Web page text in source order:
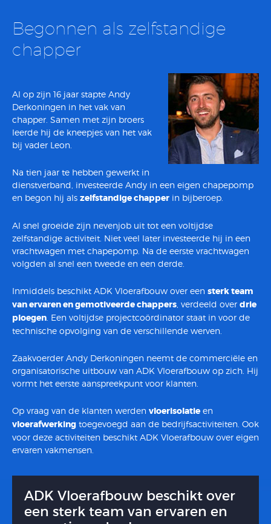
Offerte
Klanten over
Begonnen als zelfstandige
chapper
Al op zijn 16 jaar stapte Andy
Derkoningen in het vak van
chapper. Samen met zijn broers
leerde hij de kneepjes van het vak
bij vader Leon.
Na tien jaar te hebben gewerkt in
dienstverband, investeerde Andy in een eigen chapepomp
en begon hij als zelfstandige chapper in bijberoep.
Al snel groeide zijn nevenjob uit tot een voltijdse
zelfstandige activiteit. Niet veel later investeerde hij in een
vrachtwagen met chapepomp. Na de eerste vrachtwagen
volgden al snel een tweede en een derde.
Inmiddels beschikt ADK Vloerafbouw over een sterk team
van ervaren en gemotiveerde chappers , verdeeld over drie
ploegen . Een voltijdse projectcoördinator staat in voor de
technische opvolging van de verschillende werven.
Zaakvoerder Andy Derkoningen neemt de commerciële en
organisatorische uitbouw van ADK Vloerafbouw op zich. Hij
vormt het eerste aanspreekpunt voor klanten.
Op vraag van de klanten werden vloerisolatie en
vloerafwerking toegevoegd aan de bedrijfsactiviteiten. Ook
voor deze activiteiten beschikt ADK Vloerafbouw over eigen
ervaren vakmensen.
ADK Vloerafbouw beschikt over
een sterk team van ervaren en